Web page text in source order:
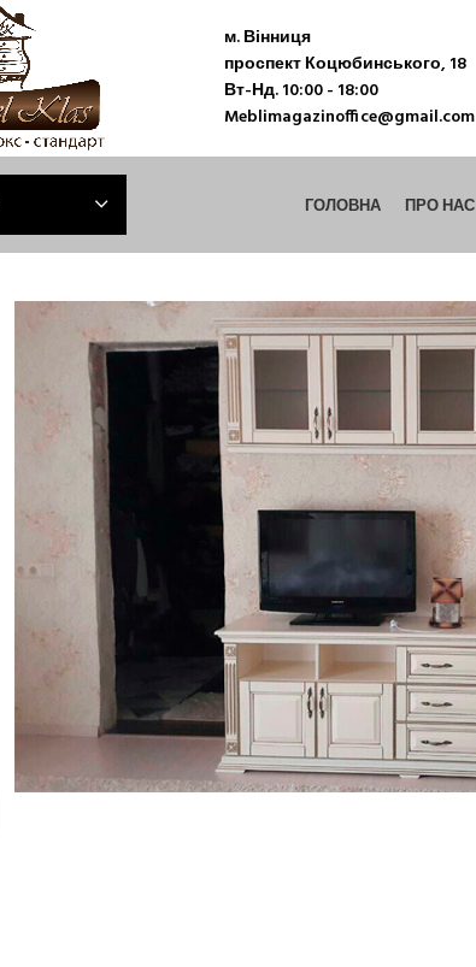
м. Вінниця
проспект Коцюбинського, 18
Вт-Нд. 10:00 - 18:00
Meblimagazinoffice@gmail.com
ГОЛОВНА ПРО НАС